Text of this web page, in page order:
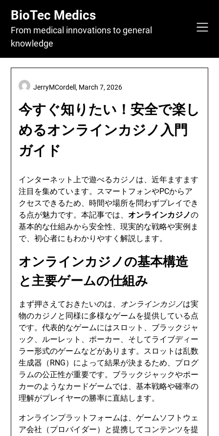
content
BioTec Medics
From medical innovations to general
knowledge
今すぐ知りたい！安全で楽し
めるオンラインカジノ入門
ガイド
JerryMCordell, March 7, 2026
インターネット上で遊べるカジノは、近年ますます
注目を集めています。スマートフォンやPCからア
クセスできるため、時間や場所を問わずプレイでき
る点が魅力です。本記事では、オンラインカジノの
基本的な仕組みから安全性、現実的な戦略や実例ま
で、初心者にもわかりやすく解説します。
オンラインカジノの基本構造
と主要ゲームの仕組み
まず押さえておきたいのは、 オンラインカジノは実
物のカジノと同様に多様なゲームを提供している点
です。代表的なゲームにはスロット、ブラックジャ
ック、ルーレット、ポーカー、そしてライブディー
ラー形式のゲームなどがあります。スロットは乱数
生成器（RNG）によって結果が決まるため、プログ
ラムの公正性が重要です。ブラックジャックやポー
カーのようなカードゲームでは、基本戦略や確率の
理解がプレイヤーの勝率に直結します。
オンラインプラットフォームは、ゲームソフトウェ
ア会社（プロバイダー）と提携してコンテンツを提